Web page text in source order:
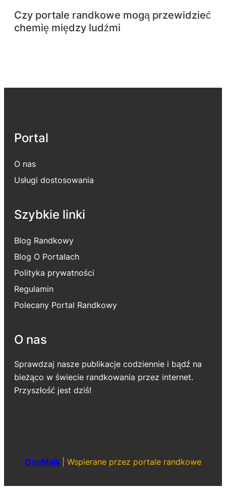
Czy portale randkowe mogą przewidzieć
chemię między ludźmi
Portal
O nas
Usługi dostosowania
Szybkie linki
Blog Randkowy
Blog O Portalach
Polityka prywatności
Regulamin
Polecany Portal Randkowy
O nas
Sprawdzaj nasze publikacje codziennie i bądź na
bieżąco w świecie randkowania przez internet.
Przyszłość jest dziś!
DonMajk Wspierane przez portale randkowe